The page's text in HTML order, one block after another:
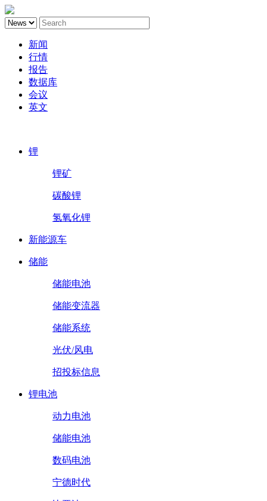
新闻
行情
报告
数据库
会议
英文
锂
锂矿
碳酸锂
氢氧化锂
新能源车
储能
储能电池
储能变流器
储能系统
光伏/风电
招投标信息
锂电池
动力电池
储能电池
数码电池
宁德时代